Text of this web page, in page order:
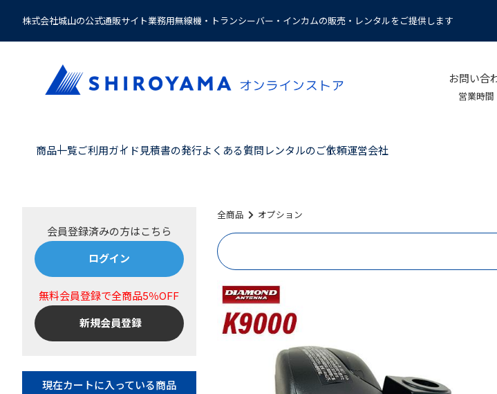
株式会社城山の公式通販サイト業務用無線機・トランシーバー・インカムの販売・レンタルをご提供します
お問い合
営業時
商品一覧ご利用ガイド 見積書の発行よくある質問 レンタルのご依頼運営会社
全商品 オプション
ログイン
新規会員登録